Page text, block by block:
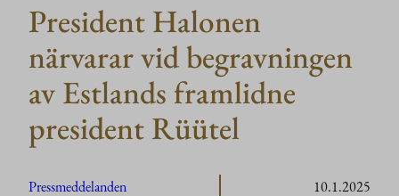
innehåll
President Halonen
närvarar vid begravningen
av Estlands framlidne
president Rüütel
Pressmeddelanden 10.1.2025